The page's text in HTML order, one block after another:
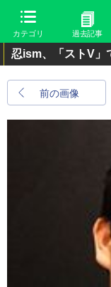
カテゴリ 過去記事
忍ism、「ストV」
前の画像